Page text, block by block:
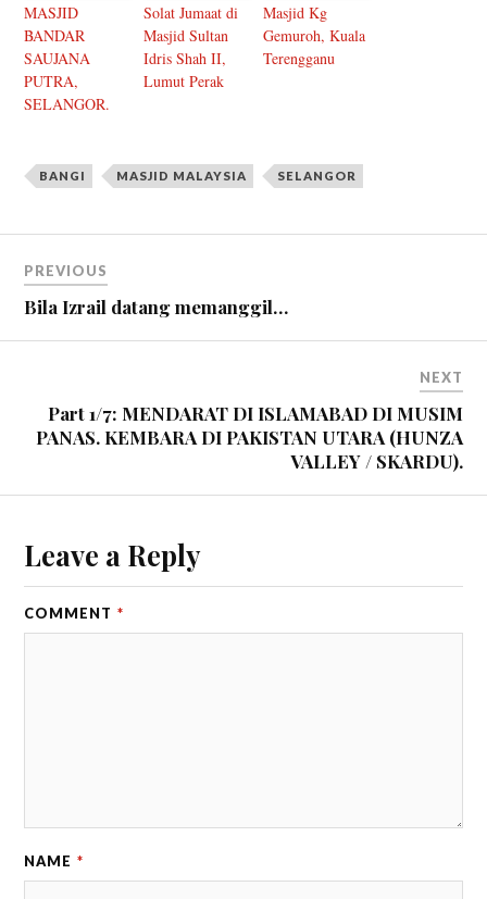
MASJID
BANDAR
SAUJANA
PUTRA,
SELANGOR.
Solat Jumaat di
Masjid Sultan
Idris Shah II,
Lumut Perak
Masjid Kg
Gemuroh, Kuala
Terengganu
BANGI MASJID MALAYSIA SELANGOR
PREVIOUS
Bila Izrail datang memanggil…
NEXT
Part 1/7: MENDARAT DI ISLAMABAD DI MUSIM
PANAS. KEMBARA DI PAKISTAN UTARA (HUNZA
VALLEY / SKARDU).
Leave a Reply
COMMENT *
NAME *